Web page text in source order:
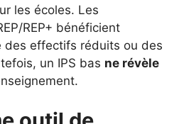
les écoles. Les
REP+ bénéficient
des effectifs réduits ou des
un IPS bas ne révèle